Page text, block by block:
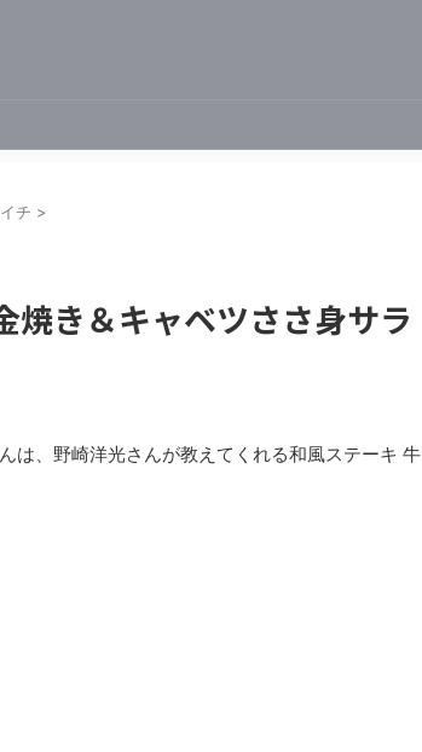
チ >
焼き＆キャベツささ身サラ
は、野崎洋光さんが教えてくれる和風ステーキ 牛